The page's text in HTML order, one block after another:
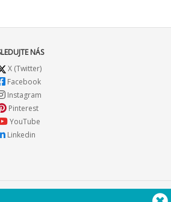
NÁS
X (Twitter)
Facebook
Instagram
Pinterest
YouTube
Linkedin